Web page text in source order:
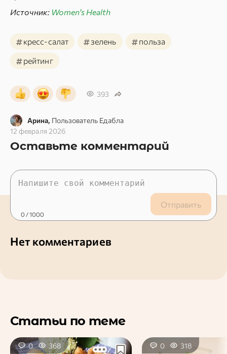
Источник: Women's Health
#кресс-салат #зелень #польза
#рейтинг
393
Арина, Пользователь Едабла
12 февраля 2026
Оставьте комментарий
Отправить
0 / 1000
Нет комментариев
Статьи по теме
0 368 0 318